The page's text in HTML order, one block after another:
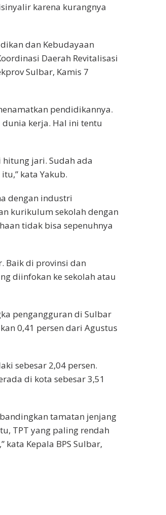
karena kurangnya
dan Kebudayaan
Daerah Revitalisasi
Sulbar, Kamis 7
pendidikannya.
kerja. Hal ini tentu
jari. Sudah ada
kata Yakub.
dengan industri
kurikulum sekolah dengan
tidak bisa sepenuhnya
Baik di provinsi dan
diinfokan ke sekolah atau
pengangguran di Sulbar
0,41 persen dari Agustus
sebesar 2,04 persen.
di kota sebesar 3,51
tamatan jenjang
TPT yang paling rendah
kata Kepala BPS Sulbar,